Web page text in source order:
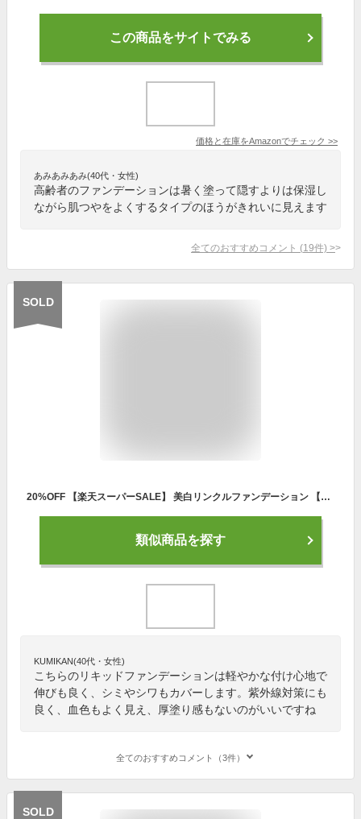
この商品をサイトでみる
価格と在庫をAmazonでチェック >>
あみあみあみ(40代・女性)
高齢者のファンデーションは暑く塗って隠すよりは保湿し
ながら肌つやをよくするタイプのほうがきれいに見えます
全てのおすすめコメント (19件) >
SOLD
20%OFF 【楽天スーパーSALE】 美白リンクルファンデーション 【ビズキ公式】 ビーバウンシー 10g 血色感 クッションファンデ 時短 シミ シワ くすみ 40代 50代 60代 70代 80代 SPF50+ PA+++ カバー力 素肌美 送料無料 リキッドファンデーション 紫外線対策 医薬部外品
類似商品を探す
KUMIKAN(40代・女性)
こちらのリキッドファンデーションは軽やかな付け心地で
伸びも良く、シミやシワもカバーします。紫外線対策にも
良く、血色もよく見え、厚塗り感もないのがいいですね
全てのおすすめコメント（3件）
SOLD